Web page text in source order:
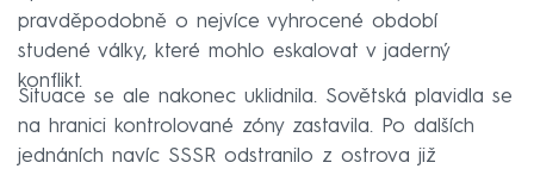
pravděpodobně o nejvíce vyhrocené období
studené války, které mohlo eskalovat v jaderný
konflikt.
Situace se ale nakonec uklidnila. Sovětská plavidla se
na hranici kontrolované zóny zastavila. Po dalších
jednáních navíc SSSR odstranilo z ostrova již